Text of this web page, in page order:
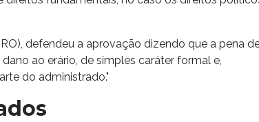
defendeu a aprovação dizendo que a pena
ao erário, de simples caráter formal e,
do administrado."